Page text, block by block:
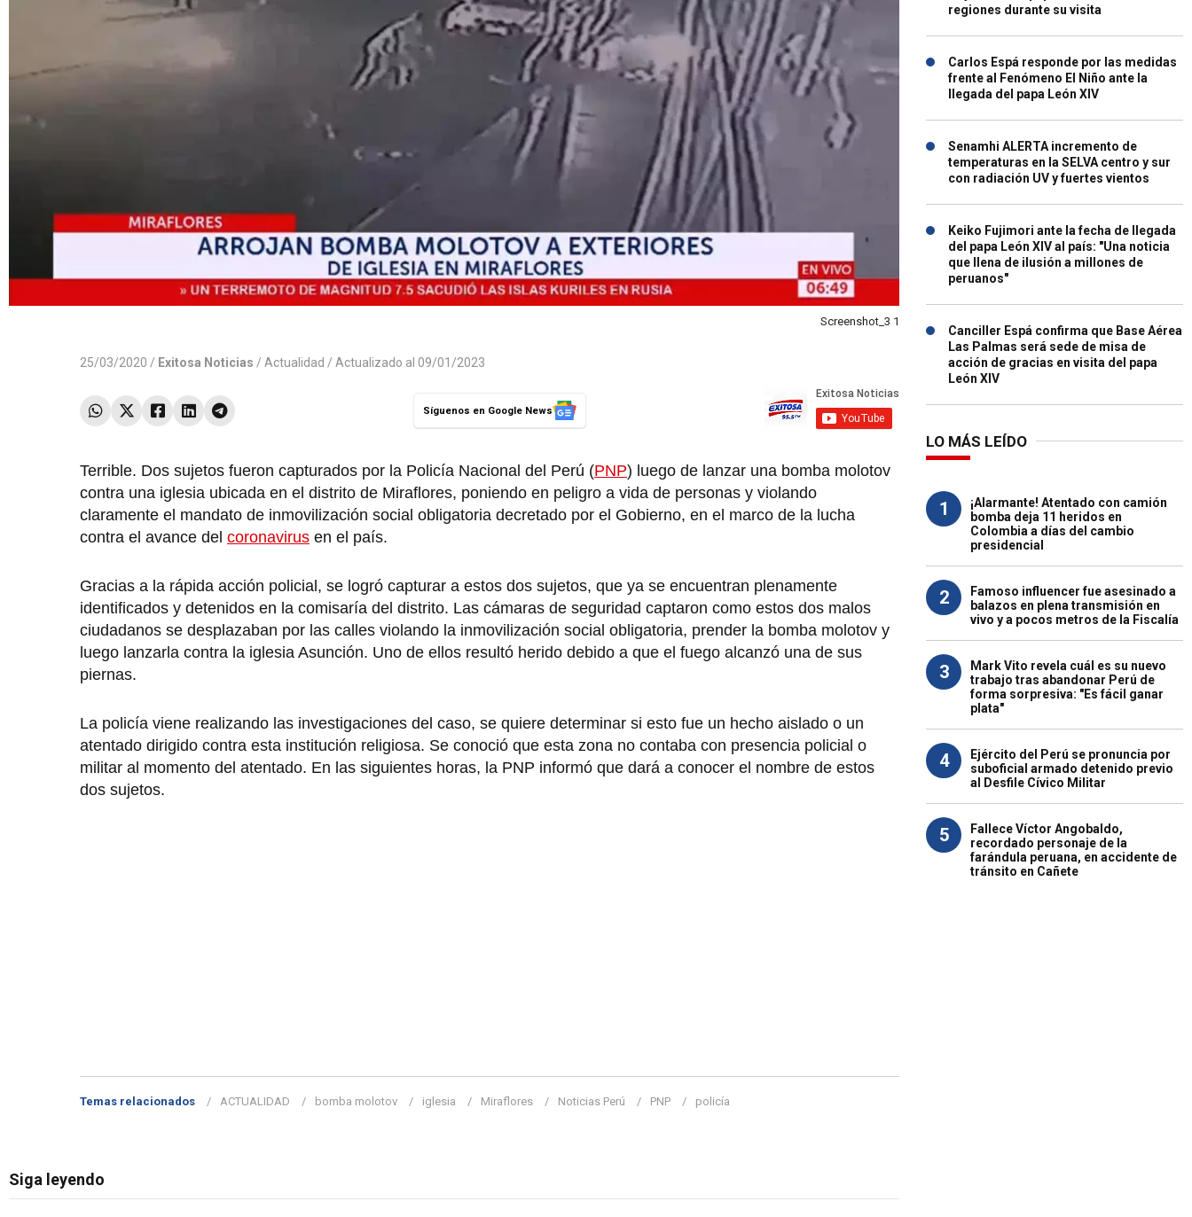
Screenshot_3 1
25/03/2020 / Exitosa Noticias / Actualidad / Actualizado al 09/01/2023
Síguenos en Google News
Terrible. Dos sujetos fueron capturados por la Policía Nacional del Perú (PNP) luego de lanzar una bomba molotov
contra una iglesia ubicada en el distrito de Miraflores, poniendo en peligro a vida de personas y violando
claramente el mandato de inmovilización social obligatoria decretado por el Gobierno, en el marco de la lucha
contra el avance del coronavirus en el país.
Gracias a la rápida acción policial, se logró capturar a estos dos sujetos, que ya se encuentran plenamente
identificados y detenidos en la comisaría del distrito. Las cámaras de seguridad captaron como estos dos malos
ciudadanos se desplazaban por las calles violando la inmovilización social obligatoria, prender la bomba molotov y
luego lanzarla contra la iglesia Asunción. Uno de ellos resultó herido debido a que el fuego alcanzó una de sus
piernas.
La policía viene realizando las investigaciones del caso, se quiere determinar si esto fue un hecho aislado o un
atentado dirigido contra esta institución religiosa. Se conoció que esta zona no contaba con presencia policial o
militar al momento del atentado. En las siguientes horas, la PNP informó que dará a conocer el nombre de estos
dos sujetos.
Temas relacionados ACTUALIDAD bomba molotov iglesia Miraflores Noticias Perú PNP policía
Siga leyendo
regiones durante su visita
Carlos Espá responde por las medidas
frente al Fenómeno El Niño ante la
llegada del papa León XIV
Senamhi ALERTA incremento de
temperaturas en la SELVA centro y sur
con radiación UV y fuertes vientos
Keiko Fujimori ante la fecha de llegada
del papa León XIV al país: "Una noticia
que llena de ilusión a millones de
peruanos"
Canciller Espá confirma que Base Aérea
Las Palmas será sede de misa de
acción de gracias en visita del papa
León XIV
LO MÁS LEÍDO
1
¡Alarmante! Atentado con camión
bomba deja 11 heridos en
Colombia a días del cambio
presidencial
2
Famoso influencer fue asesinado a
balazos en plena transmisión en
vivo y a pocos metros de la Fiscalía
3
Mark Vito revela cuál es su nuevo
trabajo tras abandonar Perú de
forma sorpresiva: "Es fácil ganar
plata"
4
Ejército del Perú se pronuncia por
suboficial armado detenido previo
al Desfile Cívico Militar
5
Fallece Víctor Angobaldo,
recordado personaje de la
farándula peruana, en accidente de
tránsito en Cañete